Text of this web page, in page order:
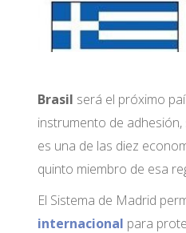
Brasil será el próximo
instrumento de
es una de las diez
quinto miembro de esa
El Sistema de Madrid
internacional para